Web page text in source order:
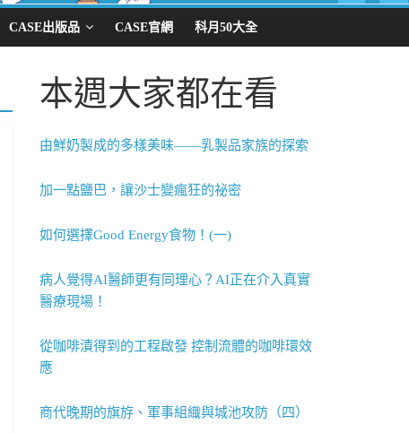
CASE出版品 CASE官網 科月50大全
本週大家都在看
由鮮奶製成的多樣美味——乳製品家族的探索
加一點鹽巴，讓沙士變瘋狂的祕密
如何選擇Good Energy食物！(一)
病人覺得AI醫師更有同理心？AI正在介入真實
醫療現場！
從咖啡漬得到的工程啟發 控制流體的咖啡環效
應
商代晚期的旗斿、軍事組織與城池攻防（四）